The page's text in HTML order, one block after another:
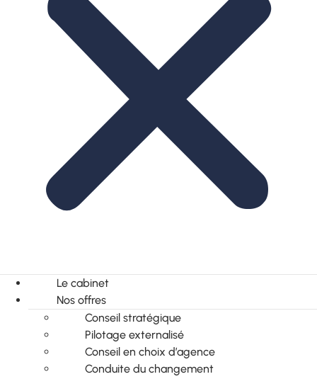
Le cabinet
Nos offres
Conseil stratégique
Pilotage externalisé
Conseil en choix d’agence
Conduite du changement